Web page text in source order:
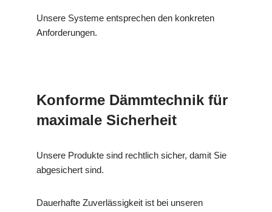
Unsere Systeme entsprechen den konkreten
Anforderungen.
Konforme Dämmtechnik für
maximale Sicherheit
Unsere Produkte sind rechtlich sicher, damit Sie
abgesichert sind.
Dauerhafte Zuverlässigkeit ist bei unseren